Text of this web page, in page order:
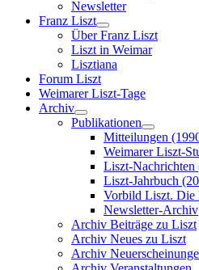
Newsletter
Franz Liszt
Über Franz Liszt
Liszt in Weimar
Lisztiana
Forum Liszt
Weimarer Liszt-Tage
Archiv
Publikationen
Mitteilungen
Weimarer Liszt-
Liszt-Nachrichten
Liszt-Jahrbuch
Vorbild Liszt. Die
Newsletter-Archiv
Archiv Beiträge zu Liszt
Archiv Neues zu Liszt
Archiv